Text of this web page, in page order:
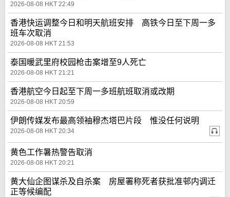
2026-08-08 HKT 22:49
香港快运调整今日和明天航班安排 高铁今日至下周一多
班车次取消
2026-08-08 HKT 21:53
泰国暖武里府校园枪击案增至9人死亡
2026-08-08 HKT 21:21
香港航空今日起至下周一多班航班取消或改期
2026-08-08 HKT 20:59
伊朗传媒发布最高领袖穆杰塔巴片段 惟没任何说明
2026-08-08 HKT 20:34
黄色工作暑热警告取消
2026-08-08 HKT 20:21
黄大仙企图谋杀及自杀案 房屋署称死者获批准邨内调迁
正等候编配